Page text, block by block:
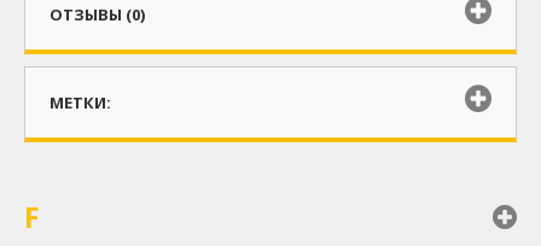
ОТЗЫВЫ (0)
МЕТКИ:
F